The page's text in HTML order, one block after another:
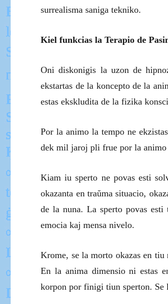
surrealisma saniga tekniko.
Kiel funkcias laTerapio de
Oni diskonigis la uzon de
ekstartas de la koncepto de la
estas ekskludita de la fizika
Por la animo la tempo ne
dek mil jaroj pli frue por la animo
Kiam iu sperto ne povas esti
okazanta en traŭma situacio,
de la nuna. La sperto povas
emocia kaj mensa nivelo.
Krome, se la morto okazas en
En la anima dimensio ni estas
korpon por finigi tiun sperton. Se